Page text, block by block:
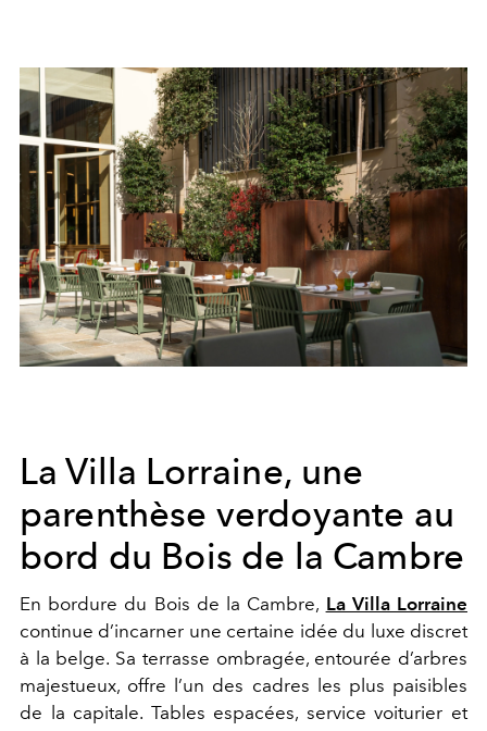
La Villa Lorraine, une
parenthèse verdoyante au
bord du Bois de la Cambre
En bordure du Bois de la Cambre, La Villa Lorraine
continue d’incarner une certaine idée du luxe discret
à la belge. Sa terrasse ombragée, entourée d’arbres
majestueux, offre l’un des cadres les plus paisibles
de la capitale. Tables espacées, service voiturier et